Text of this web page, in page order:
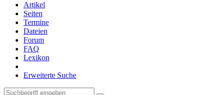
Artikel
Seiten
Termine
Dateien
Forum
FAQ
Lexikon
Erweiterte Suche